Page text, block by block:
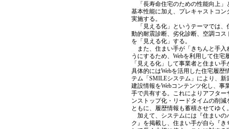
「長寿命住宅のための性能向上」
基本性能に加え、プレキャストコ
実施する。
「見える化」というテーマでは、
動的耐震診断、劣化診断、空調コ
を「見える化」する。
また、住まい手が「きちんと手入
うにするため、Webを利用して住宅
「見える化」して事業者と住まい手
具体的にはWebを活用した住宅履歴
テム「SMILEシステム」により、新
建設情報をWebコンテンツ化し、事
手で共有する。これによりアフター
ンストップ化・リードタイムの削減
ともに、履歴情報も蓄積させてゆく。
加えて、システムには『住まいの
ク』を掲載し、住まい手が自ら『き